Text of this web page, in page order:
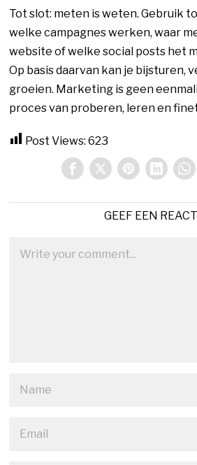
Tot slot: meten is weten. Gebruik
welke campagnes werken, waar
website of welke social posts het
Op basis daarvan kan je bijsturen,
groeien. Marketing is geen
proces van proberen, leren en
Post Views: 623
GEEF EEN